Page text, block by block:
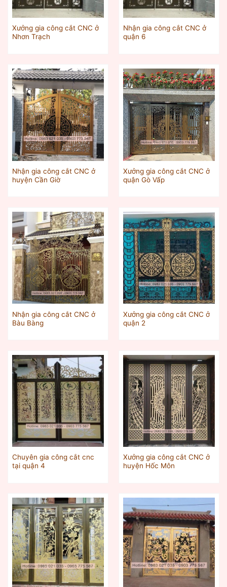
Xưởng gia công cắt CNC ở
Nhơn Trạch
Nhận gia công cắt CNC ở
quận 6
Nhận gia công cắt CNC ở
huyện Cần Giờ
Xưởng gia công cắt CNC ở
quận Gò Vấp
Nhận gia công cắt CNC ở
Bàu Bàng
Xưởng gia công cắt CNC ở
quận 2
Chuyên gia công cắt cnc
tại quận 4
Xưởng gia công cắt CNC ở
huyện Hốc Môn